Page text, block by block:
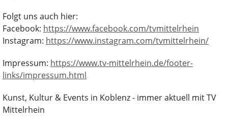
Folgt uns auch hier:
Facebook: https://www.facebook.com/tvmittelrhein
Instagram: https://www.instagram.com/tvmittelrhein/
Impressum: https://www.tv-mittelrhein.de/footer-
links/impressum.html
Kunst, Kultur & Events in Koblenz - immer aktuell mit TV
Mittelrhein